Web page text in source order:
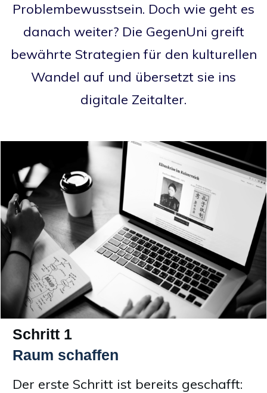
Problembewusstsein. Doch wie geht es
danach weiter? Die GegenUni greift
bewährte Strategien für den kulturellen
Wandel auf und übersetzt sie ins
digitale Zeitalter.
Schritt 1
Raum schaffen
Der erste Schritt ist bereits geschafft: